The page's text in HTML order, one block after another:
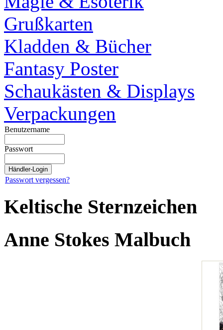
Grußkarten
Kladden & Bücher
Fantasy Poster
Schaukästen & Displays
Verpackungen
Benutzername
Passwort
Passwort vergessen?
Keltische Sternzeichen
Anne Stokes Malbuch